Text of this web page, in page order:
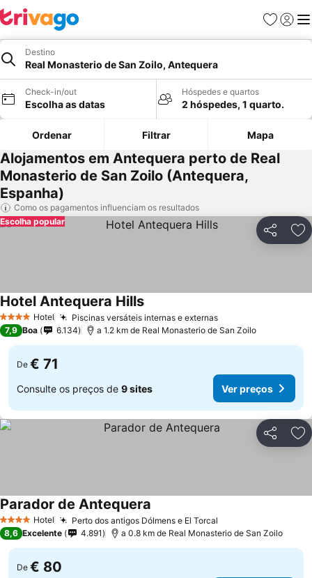
Favoritos
Iniciar
Destino
Real Monasterio de San Zoilo, Antequera
Check-in/out
Escolha as datas
Hóspedes e quartos
2 hóspedes, 1 quarto.
Ordenar Filtrar Mapa
Alojamentos em Antequera perto de Real
Monasterio de San Zoilo (Antequera,
Espanha)
Como os pagamentos influenciam os resultados
Partilhar
Escolha popular
4 EstrelasHotel Piscinas versáteis internas e externasVer preços
Hotel Antequera HillsVer preços
7,9 Boa 6.134 a 1.2 km de Real Monasterio de San Zoilo
De € 71
Consulte os preços de 9 sites Ver preços
Partilhar
4 EstrelasHotel Perto dos antigos Dólmens e El Torcal
Parador de Antequera
8,6 Excelente 4.891 a 0.8 km de Real Monasterio de San Zoilo
De € 80